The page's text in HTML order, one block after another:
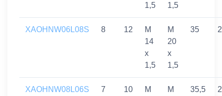
1,5
1,5
XAOHNW06L08S 8 12
M
14
x
1,5
M
20
x
1,5
35
XAOHNW08L06S 7 10
M
M
35,5